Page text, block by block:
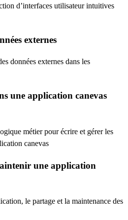
d’interfaces utilisateur intuitives
externes
données externes dans les
une application canevas
métier pour écrire et gérer les
canevas
une application
le partage et la maintenance des